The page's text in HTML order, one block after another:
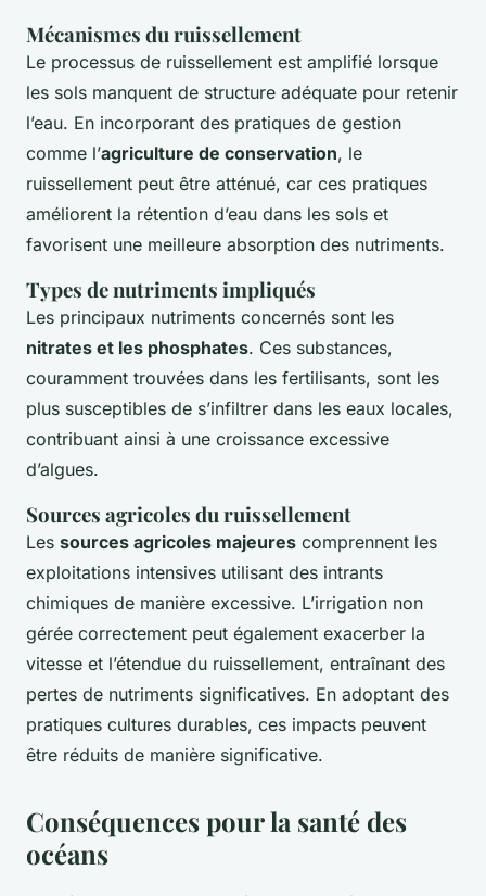
Mécanismes du ruissellement
Le processus de ruissellement est amplifié lorsque
les sols manquent de structure adéquate pour retenir
l’eau. En incorporant des pratiques de gestion
comme l’agriculture de conservation, le
ruissellement peut être atténué, car ces pratiques
améliorent la rétention d’eau dans les sols et
favorisent une meilleure absorption des nutriments.
Types de nutriments impliqués
Les principaux nutriments concernés sont les
nitrates et les phosphates. Ces substances,
couramment trouvées dans les fertilisants, sont les
plus susceptibles de s’infiltrer dans les eaux locales,
contribuant ainsi à une croissance excessive
d’algues.
Sources agricoles du ruissellement
Les sources agricoles majeures comprennent les
exploitations intensives utilisant des intrants
chimiques de manière excessive. L’irrigation non
gérée correctement peut également exacerber la
vitesse et l’étendue du ruissellement, entraînant des
pertes de nutriments significatives. En adoptant des
pratiques cultures durables, ces impacts peuvent
être réduits de manière significative.
Conséquences pour la santé des
océans